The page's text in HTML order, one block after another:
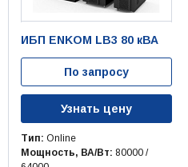
ИБП ENKOM LB3 80 кВА
По запросу
Узнать цену
Тип: Online
Мощность, ВА/Вт: 80000 /